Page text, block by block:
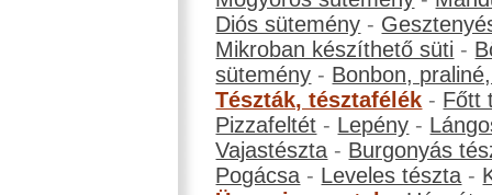
Diós sütemény -
Mikroban készíthető süti -
sütemény - Bonbon,
Tészták, tésztafélék - Főtt
Pizzafeltét - Lepény -
Vajastészta - Burgonyás
Pogácsa - Leveles tészta -